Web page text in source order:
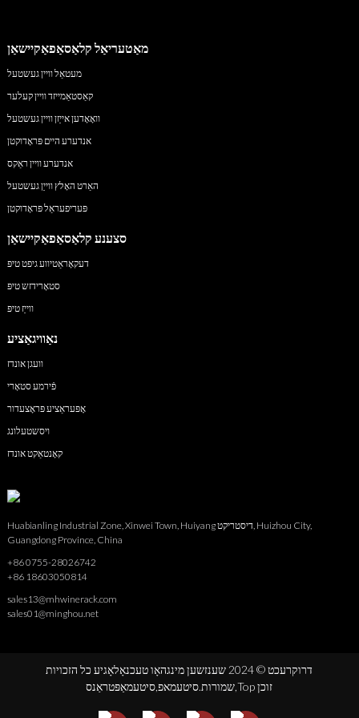
מאַטעריאַל קלאַסאַפאַקיישאַן
מעטאַל וויין געשטעל
קאַסטאַמייזד וויין קעלער
וואָאָדען אייַזן וויין געשטעל
אנדערע היים פּראָדוקטן
אנדערע וויין ראַקס
האַרט האָלץ ווייַן געשטעל
פּעריפעראַל פּראָדוקטן
סצענע קלאַסאַפאַקיישאַן
דעקאָראַטיווע גיפט טיפּ
סטאָרידזש טיפּ
ווייַז טיפּ
נאַוויגאַציע
וועגן אונדז
פֿירמע סטאָרי
אָפּעראַציע פּראָצעדור
ויסשטעלונג
קאָנטאַקט אונדז
Huabianling Industrial Zone, Xinwei Town, Huiyang דיסטריקט, Huizhou City,
Guangdong Province, China
+86 0755-28026742
+86 18603050814
sales13@mhwinerack.com
sales01@minghou.net
דרוקרעכט © 2024 שענזשען מינגהאָו טעכנאָלאָגיע כל הזכויות
שמורות.סיטעמאפ, סיטעמאַפּטראַנס, Top זוכן